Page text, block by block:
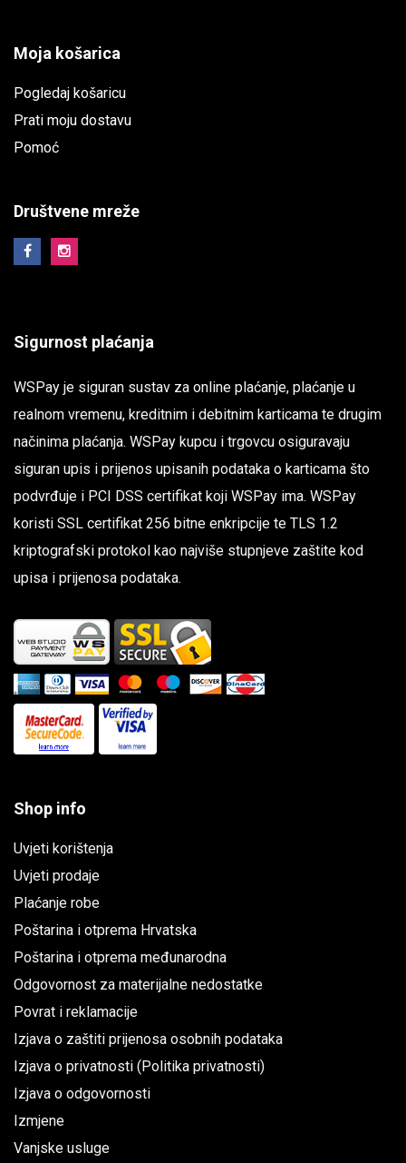
Moja košarica
Pogledaj košaricu
Prati moju dostavu
Pomoć
Društvene mreže
Sigurnost plaćanja
WSPay je siguran sustav za online plaćanje, plaćanje u
realnom vremenu, kreditnim i debitnim karticama te drugim
načinima plaćanja. WSPay kupcu i trgovcu osiguravaju
siguran upis i prijenos upisanih podataka o karticama što
podvrđuje i PCI DSS certifikat koji WSPay ima. WSPay
koristi SSL certifikat 256 bitne enkripcije te TLS 1.2
kriptografski protokol kao najviše stupnjeve zaštite kod
upisa i prijenosa podataka.
Shop info
Uvjeti korištenja
Uvjeti prodaje
Plaćanje robe
Poštarina i otprema Hrvatska
Poštarina i otprema međunarodna
Odgovornost za materijalne nedostatke
Povrat i reklamacije
Izjava o zaštiti prijenosa osobnih podataka
Izjava o privatnosti (Politika privatnosti)
Izjava o odgovornosti
Izmjene
Vanjske usluge